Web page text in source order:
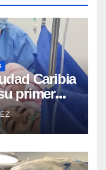
Caribia
primer